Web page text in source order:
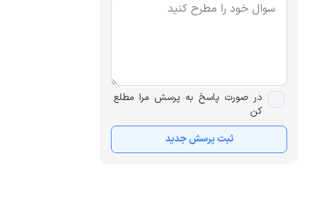
در صورت پاسخ به پرسش مرا مطلع
کن
ثبت پرسش جدید